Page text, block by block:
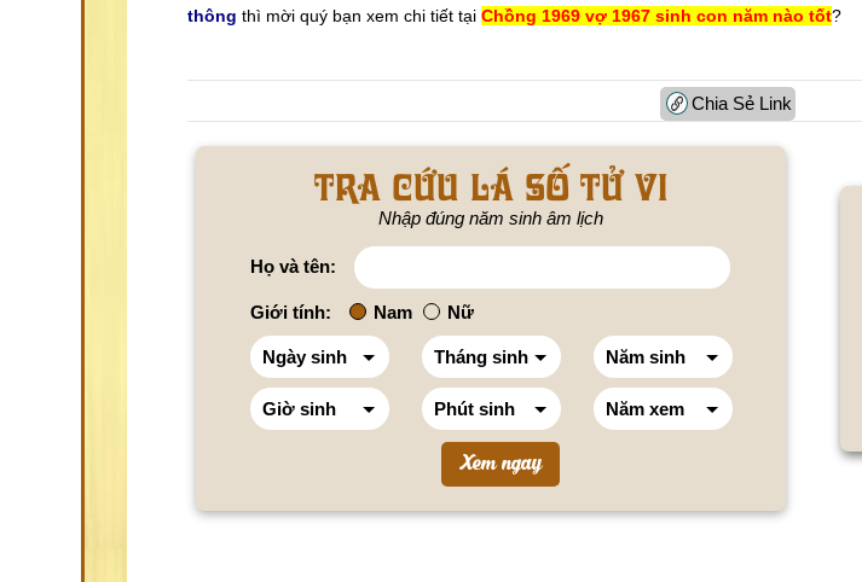
thông thì mời quý bạn xem chi tiết tại Chồng 1969 vợ 1967 sinh con năm nào tốt?
Chia Sẻ Link
Tra cứu lá số tử vi
Nhập đúng năm sinh âm lịch
Họ và tên:
Giới tính: Nam Nữ